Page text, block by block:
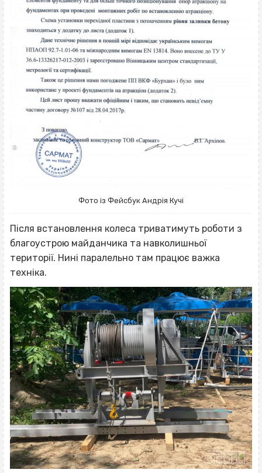
Фото із Фейсбук Андрія Кучі
Після встановлення колеса триватимуть роботи з
благоустрою майданчика та навколишньої
території. Нині паралельно там працює важка
техніка.